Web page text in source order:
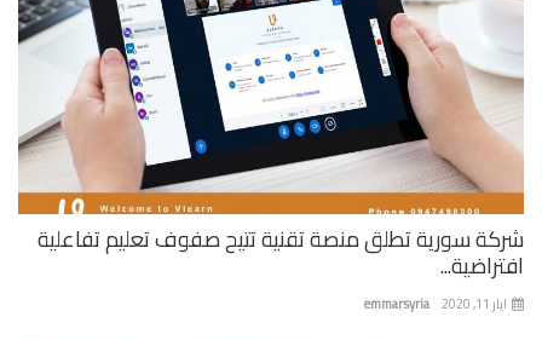
سورية تطلق منصة تقنية تتيح صفوف تعليم تفاعلية
emmarsyria